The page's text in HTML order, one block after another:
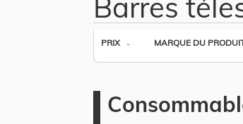
Barres
PRIX MARQUE DU